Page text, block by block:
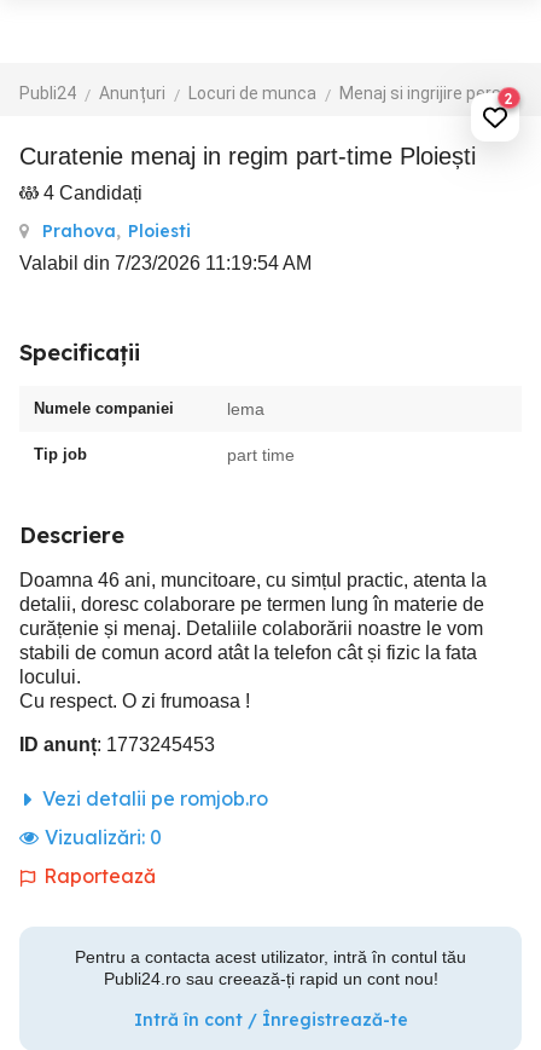
Publi24 Anunțuri Locuri de munca Menaj si ingrijire persoane2
Curatenie menaj in regim part-time Ploiești
4 Candidați
Prahova, Ploiesti
Valabil din 7/23/2026 11:19:54 AM
Specificații
Numele companiei lema
Tip job part time
Descriere
Doamna 46 ani, muncitoare, cu simțul practic, atenta la
detalii, doresc colaborare pe termen lung în materie de
curățenie și menaj. Detaliile colaborării noastre le vom
stabili de comun acord atât la telefon cât și fizic la fata
locului.
Cu respect. O zi frumoasa !
ID anunț: 1773245453
Vezi detalii pe romjob.ro
Vizualizări: 0
Raportează
Pentru a contacta acest utilizator, intră în contul tău
Publi24.ro sau creează-ți rapid un cont nou!
Intră în cont / Înregistrează-te